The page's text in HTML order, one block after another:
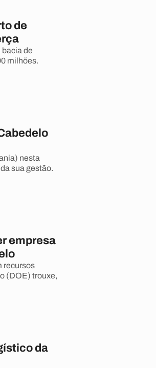
de
de
milhões.
nesta
sua gestão.
empresa
recursos
(DOE) trouxe,
da